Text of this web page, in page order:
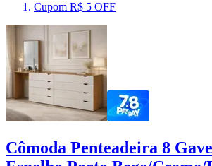
Cupom R$ 5 OFF
Cômoda Penteadeira 8